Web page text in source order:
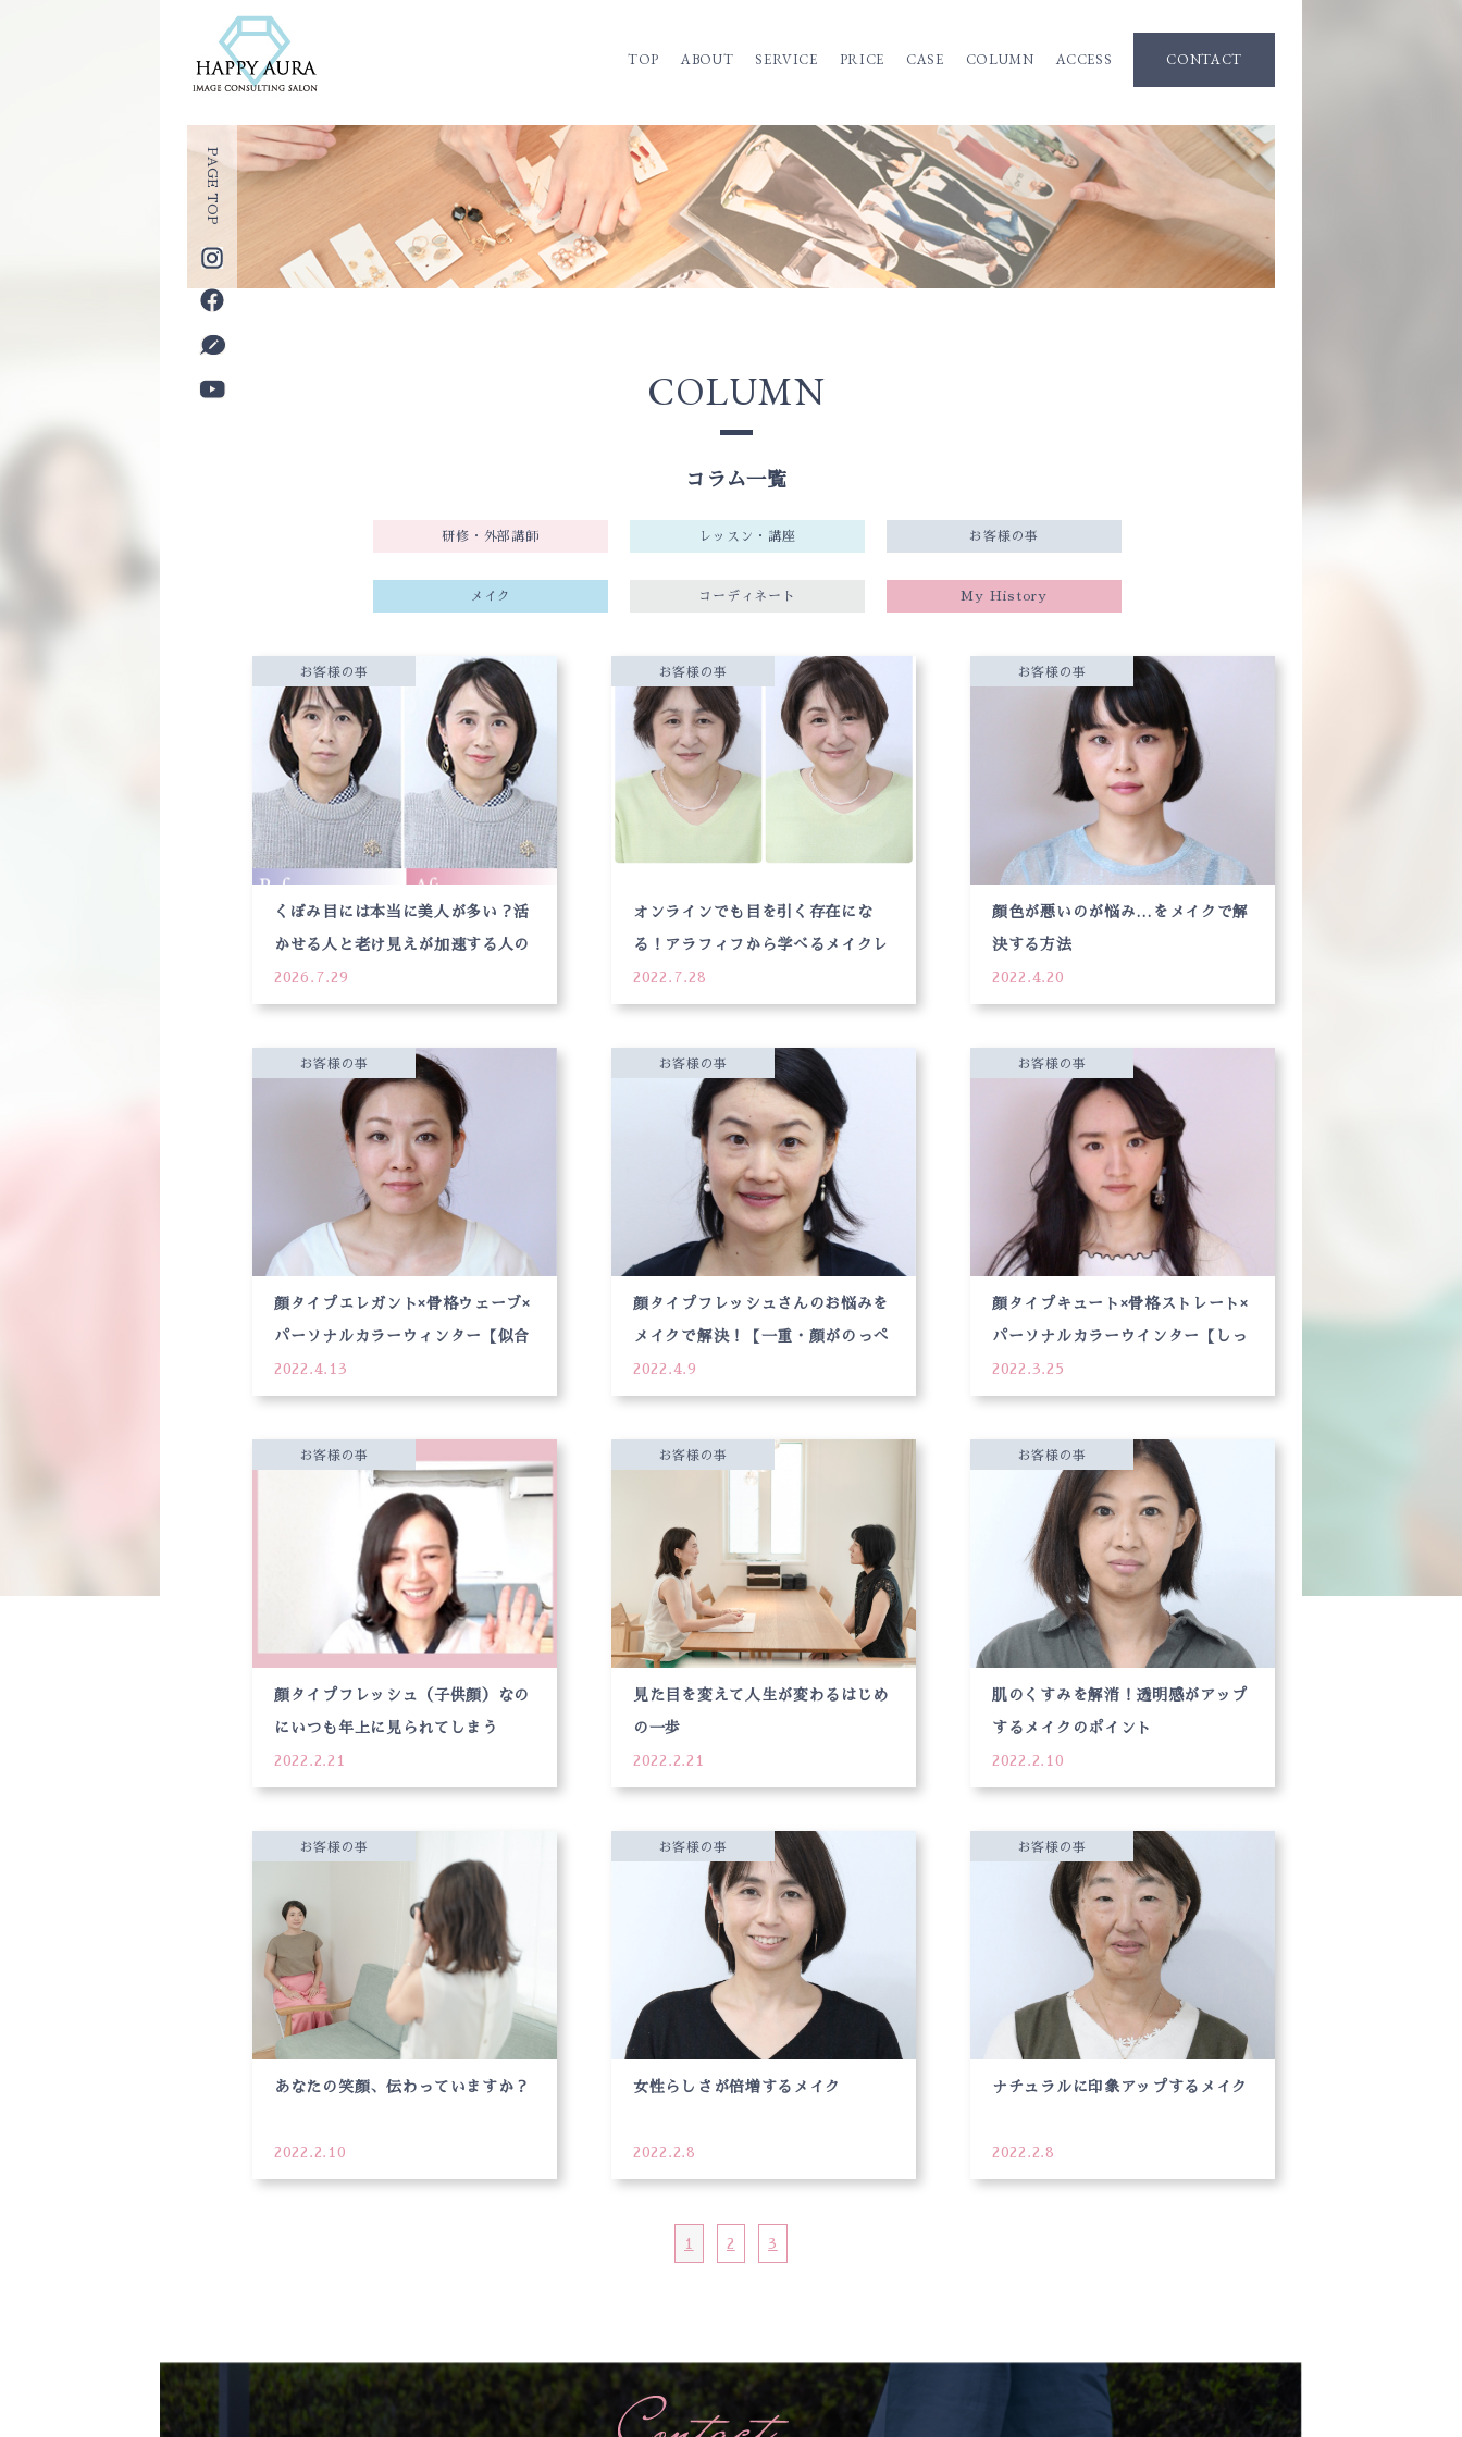
PAGE TOP
TOP ABOUT SERVICE PRICE CASE COLUMN ACCESS CONTACT
COLUMN
コラム一覧
研修・外部講師 レッスン・講座 お客様の事
メイク コーディネート My History
お客様の事
2026.7.29
くぼみ目には本当に美人が多い？活
かせる人と老け見えが加速する人の
違い
お客様の事
2022.7.28
オンラインでも目を引く存在にな
る！アラフィフから学べるメイクレ
ッスン
お客様の事
2022.4.20
顔色が悪いのが悩み…をメイクで解
決する方法
お客様の事
2022.4.13
顔タイプエレガント×骨格ウェーブ×
パーソナルカラーウィンター【似合
うメイクで優しげな女性に変身！】
お客様の事
2022.4.9
顔タイプフレッシュさんのお悩みを
メイクで解決！【一重・顔がのっぺ
りして平たい】
お客様の事
2022.3.25
顔タイプキュート×骨格ストレート×
パーソナルカラーウインター【しっ
かりしているように見える、でもキ
ツく見えない魅力アップの方法】
お客様の事
2022.2.21
顔タイプフレッシュ（子供顔）なの
にいつも年上に見られてしまう
お客様の事
2022.2.21
見た目を変えて人生が変わるはじめ
の一歩
お客様の事
2022.2.10
肌のくすみを解消！透明感がアップ
するメイクのポイント
お客様の事
2022.2.10
あなたの笑顔、伝わっていますか？
お客様の事
2022.2.8
女性らしさが倍増するメイク
お客様の事
2022.2.8
ナチュラルに印象アップするメイク
1 2 3